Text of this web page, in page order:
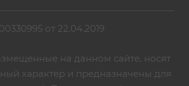
от 22.04.2019
на данном сайте, носят
характер и предназначены для